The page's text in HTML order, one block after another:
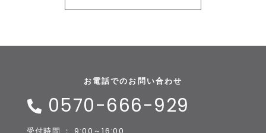
お電話でのお問い合わせ
0570-666-929